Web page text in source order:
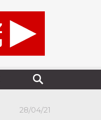
28/04/21